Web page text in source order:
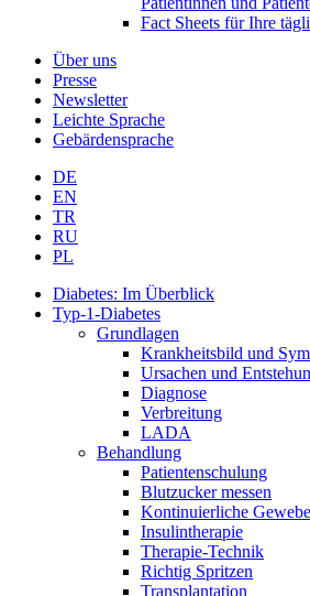
Fact Sheets für Ihre
Über uns
Presse
Newsletter
Leichte Sprache
Gebärdensprache
DE
EN
TR
RU
PL
Diabetes: Im Überblick
Typ-1-Diabetes
Grundlagen
Krankheitsbild und
Ursachen und
Diagnose
Verbreitung
LADA
Behandlung
Patientenschulung
Blutzucker messen
Kontinuierliche
Insulintherapie
Therapie-Technik
Richtig Spritzen
Transplantation